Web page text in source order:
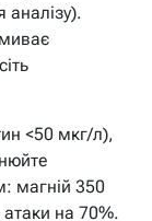
аналізу).
<50 мкг/л),
магній 350
на 70%.